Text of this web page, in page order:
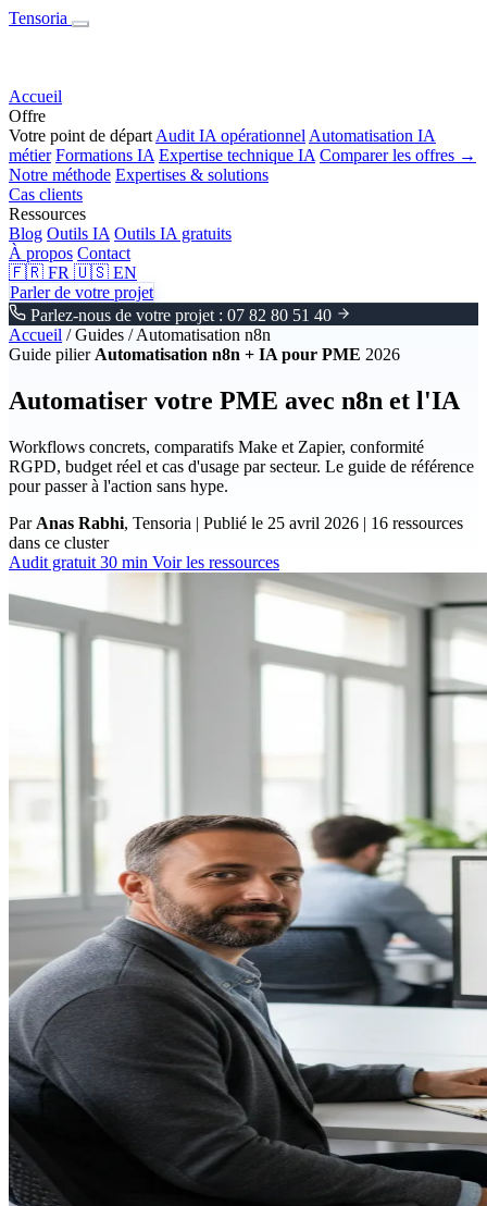
Tensoria
Accueil
Offre
Votre point de départ Audit IA opérationnel Automatisation IA
métier Formations IA Expertise technique IA Comparer les offres →
Notre méthode Expertises & solutions
Cas clients
Ressources
Blog Outils IA Outils IA gratuits
À propos Contact
🇫🇷 FR 🇺🇸 EN
Parler de votre projet
Parlez-nous de votre projet : 07 82 80 51 40
Accueil / Guides / Automatisation n8n
Guide pilier Automatisation n8n + IA pour PME 2026
Automatiser votre PME avec n8n et l'IA
Workflows concrets, comparatifs Make et Zapier, conformité
RGPD, budget réel et cas d'usage par secteur. Le guide de référence
pour passer à l'action sans hype.
Par Anas Rabhi, Tensoria | Publié le 25 avril 2026 | 16 ressources
dans ce cluster
Audit gratuit 30 min Voir les ressources